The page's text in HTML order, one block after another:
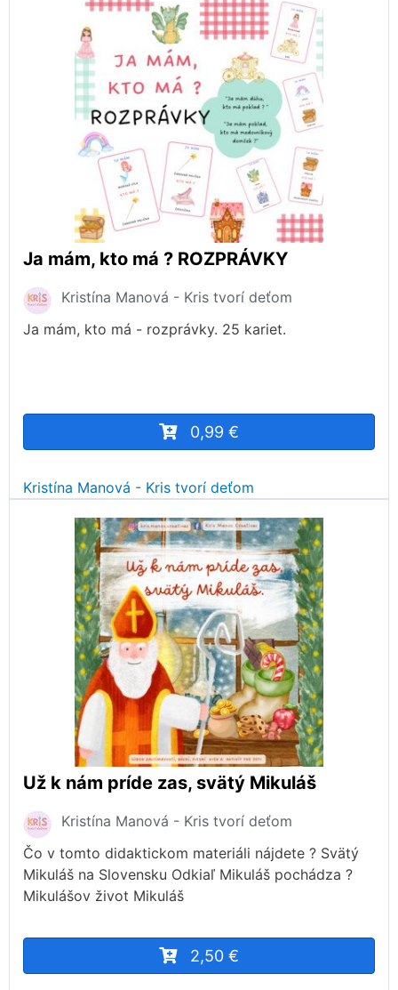
Ja mám, kto má ? ROZPRÁVKY
Kristína Manová - Kris tvorí deťom
Ja mám, kto má - rozprávky. 25 kariet.
0,99 €
Kristína Manová - Kris tvorí deťom
Už k nám príde zas, svätý Mikuláš
Kristína Manová - Kris tvorí deťom
Čo v tomto didaktickom materiáli nájdete ? Svätý
Mikuláš na Slovensku Odkiaľ Mikuláš pochádza ?
Mikulášov život Mikuláš
2,50 €